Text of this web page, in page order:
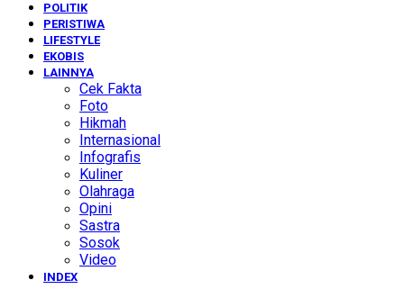
POLITIK
PERISTIWA
LIFESTYLE
EKOBIS
LAINNYA
Cek Fakta
Foto
Hikmah
Internasional
Infografis
Kuliner
Olahraga
Opini
Sastra
Sosok
Video
INDEX